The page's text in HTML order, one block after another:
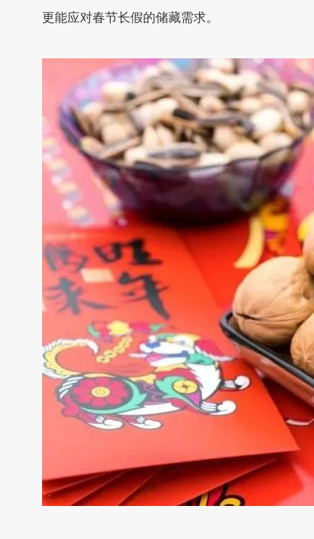
更能应对春节长假的储藏需求。